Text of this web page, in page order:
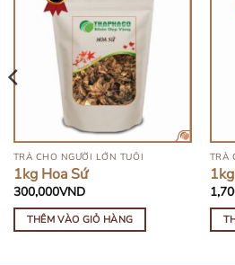
TRÀ CHO NGƯỜI LỚN TUỔI
1kg Hoa Sứ
300,000VND
THÊM VÀO GIỎ HÀNG
TRÀ